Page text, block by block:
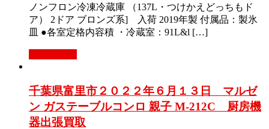
ノンフロン冷凍冷蔵庫 （137L・つけかえどっちもド
ア） 2ドア ブロンズ系] 入荷 2019年製 付属品：製氷
皿 ●各室定格内容積 ・冷蔵室：91L&l […]
千葉県富里市２０２２年６月１３日 マルゼ
ン ガステーブルコンロ 親子 M-212C 厨房機
器出張買取